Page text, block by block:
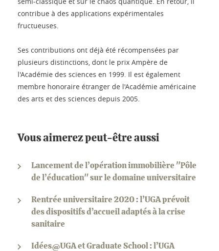
contribue à des applications expérimentales
fructueuses.
Ses contributions ont déjà été récompensées par
plusieurs distinctions, dont le prix Ampère de
l'Académie des sciences en 1999. Il est également
membre honoraire étranger de l'Académie américaine
des arts et des sciences depuis 2005.
Vous aimerez peut-être aussi
Lancement de l’opération immobilière "Pôle
de l’éducation" sur le domaine universitaire
Rentrée universitaire 2020 : l’UGA prévoit
des dispositifs d’accueil adaptés à la crise
sanitaire
Idées@UGA et Graduate School : l’UGA